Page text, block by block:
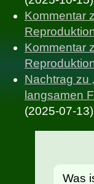
Kommentar
Kommentar
Nachtrag zu
langsamen
(2025-07-13)
Was